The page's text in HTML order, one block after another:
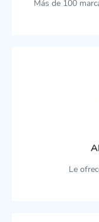
Más de 100
Le